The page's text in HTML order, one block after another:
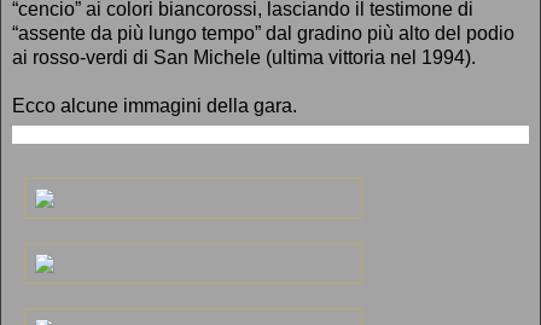
“cencio” ai colori biancorossi, lasciando il testimone di
“assente da più lungo tempo” dal gradino più alto del podio
ai rosso-verdi di San Michele (ultima vittoria nel 1994).
Ecco alcune immagini della gara.